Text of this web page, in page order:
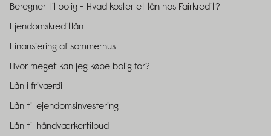
Beregner til bolig - Hvad koster et lån hos Fairkredit?
Ejendomskreditlån
Finansiering af sommerhus
Hvor meget kan jeg købe bolig for?
Lån i friværdi
Lån til ejendomsinvestering
Lån til håndværkertilbud